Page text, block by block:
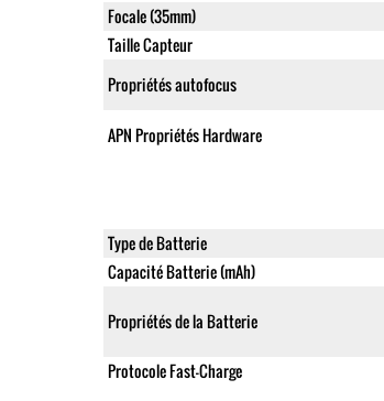
Focale (35mm)
Taille Capteur
Propriétés autofocus
APN Propriétés Hardware
Type de Batterie
Capacité Batterie (mAh)
Propriétés de la Batterie
Protocole Fast-Charge